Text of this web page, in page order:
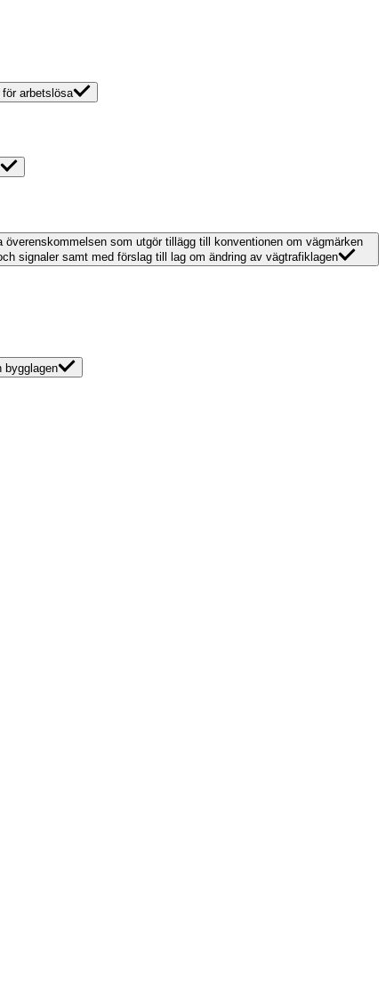
arbetslösa
som utgör tillägg till konventionen om vägmärken
signaler samt med förslag till lag om ändring av vägtrafiklagen
bygglagen